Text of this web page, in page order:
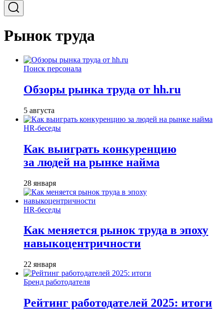
Рынок труда
Поиск персонала
Обзоры рынка труда от hh.ru
5 августа
HR-беседы
Как выиграть конкуренцию
за людей на рынке найма
28 января
HR-беседы
Как меняется рынок труда в эпоху
навыкоцентричности
22 января
Бренд работодателя
Рейтинг работодателей 2025: итоги